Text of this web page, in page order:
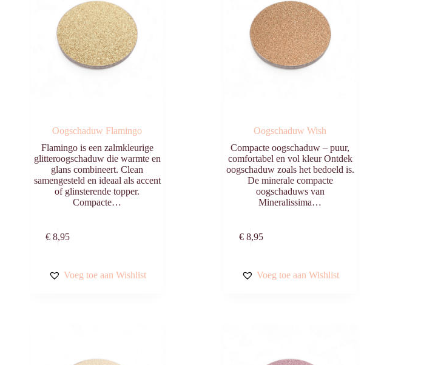
Oogschaduw Flamingo
Flamingo is een zalmkleurige
glitteroogschaduw die warmte en
glans combineert. Clean
samengesteld en ideaal als accent
of glinsterende topper.
Compacte…
€ 8,95
Voeg toe aan Wishlist
Oogschaduw Wish
Compacte oogschaduw – puur,
comfortabel en vol kleur Ontdek
oogschaduw zoals het bedoeld is.
De minerale compacte
oogschaduws van
Mineralissima…
€8,95
Voeg toe aan Wishlist